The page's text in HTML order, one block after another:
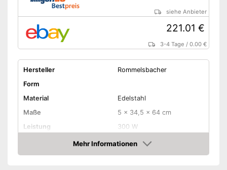
siehe Anbieter
221.01 €
3-4 Tage /0.00 €
Hersteller
Rommelsbacher
Form
Material
Edelstahl
Maße
5 x 34,5 x 64 cm
Leistung
300 W
Temperatur maximal
105 °C
Überhitzungsschutz
Mehr Informationen
Amazon